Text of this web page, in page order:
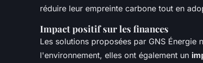
réduire leur empreinte carbone tout en
Impact positif sur les finances
Les solutions proposées par GNS Énergie
l'environnement, elles ont également un